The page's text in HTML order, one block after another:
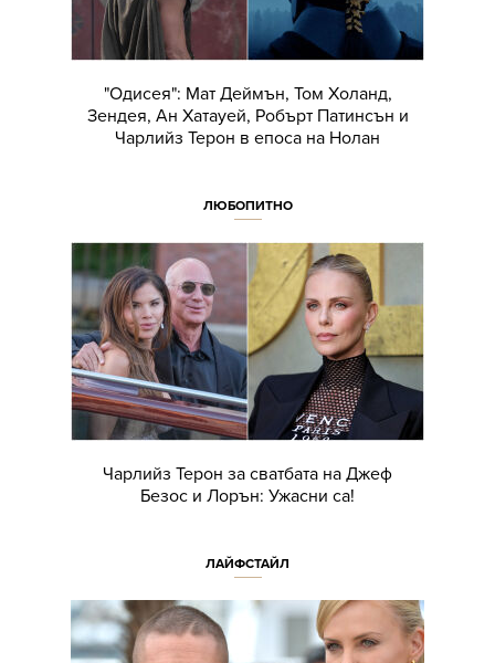
"Одисея": Мат Деймън, Том Холанд,
Зендея, Ан Хатауей, Робърт Патинсън и
Чарлийз Терон в епоса на Нолан
ЛЮБОПИТНО
Чарлийз Терон за сватбата на Джеф
Безос и Лорън: Ужасни са!
ЛАЙФСТАЙЛ